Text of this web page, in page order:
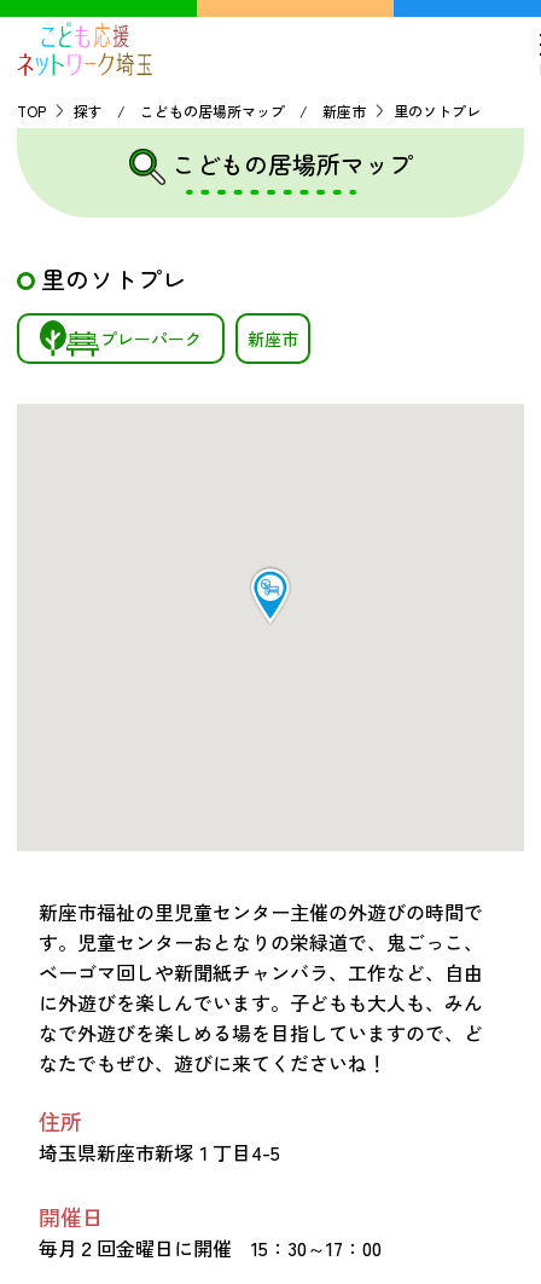
新着情報 音声読み上げ
会員登録
お問い合わせ
TOP
探す
こどもの居場所マップ
フードパントリーマップ
資料・動画
TOP 探す / こどもの居場所マップ / 新座市 里のソトプレ
こどもの居場所マップ
里のソトプレ
プレーパーク 新座市
新座市福祉の里児童センター主催の外遊びの時間で
す。児童センターおとなりの栄緑道で、鬼ごっこ、
ベーゴマ回しや新聞紙チャンバラ、工作など、自由
に外遊びを楽しんでいます。子どもも大人も、みん
なで外遊びを楽しめる場を目指していますので、ど
なたでもぜひ、遊びに来てくださいね！
住所
埼玉県新座市新塚１丁目4-5
開催日
毎月２回金曜日に開催 15：30～17：00